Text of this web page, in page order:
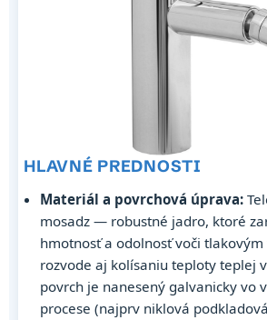
HLAVNÉ PREDNOSTI
Materiál a povrchová úprava:
mosadz — robustné jadro, ktoré
hmotnosť a odolnosť voči
rozvode aj kolísaniu teploty teplej
povrch je nanesený galvanicky vo
procese (najprv niklová